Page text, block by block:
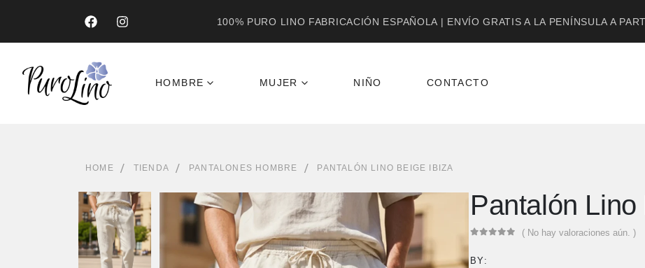
100% PURO LINO FABRICACIÓN ESPAÑOLA | ENVÍO GRATIS A LA PENÍNSULA A
HOMBRE MUJER NIÑO CONTACTO
HOME TIENDA PANTALONES HOMBRE PANTALÓN LINO BEIGE IBIZA
Pantalón
( No hay valoraciones aún. )
BY: